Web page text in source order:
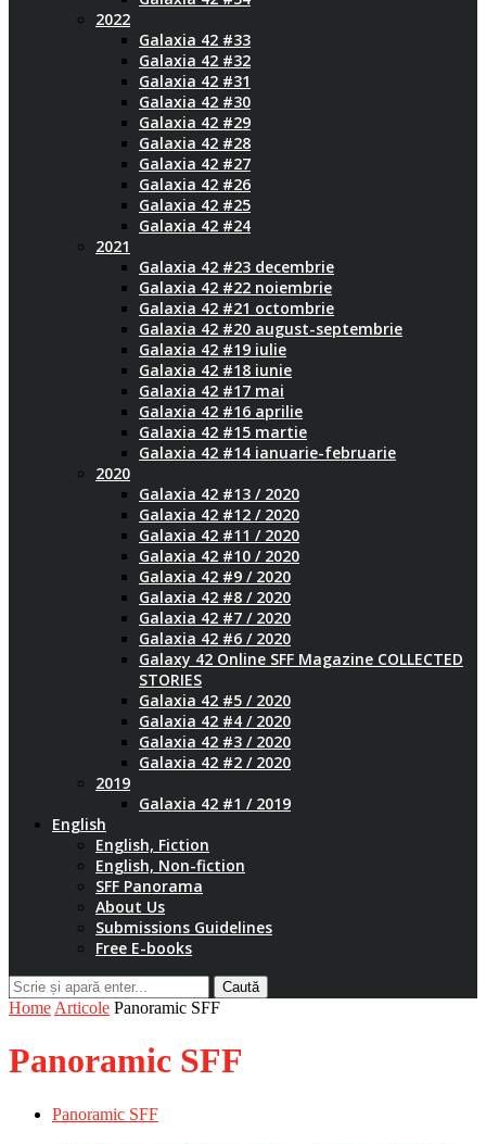
2022
Galaxia 42 #33
Galaxia 42 #32
Galaxia 42 #31
Galaxia 42 #30
Galaxia 42 #29
Galaxia 42 #28
Galaxia 42 #27
Galaxia 42 #26
Galaxia 42 #25
Galaxia 42 #24
2021
Galaxia 42 #23 decembrie
Galaxia 42 #22 noiembrie
Galaxia 42 #21 octombrie
Galaxia 42 #20 august-septembrie
Galaxia 42 #19 iulie
Galaxia 42 #18 iunie
Galaxia 42 #17 mai
Galaxia 42 #16 aprilie
Galaxia 42 #15 martie
Galaxia 42 #14 ianuarie-februarie
2020
Galaxia 42 #13 / 2020
Galaxia 42 #12 / 2020
Galaxia 42 #11 / 2020
Galaxia 42 #10 / 2020
Galaxia 42 #9 / 2020
Galaxia 42 #8 / 2020
Galaxia 42 #7 / 2020
Galaxia 42 #6 / 2020
Galaxy 42 Online SFF Magazine COLLECTED
STORIES
Galaxia 42 #5 / 2020
Galaxia 42 #4 / 2020
Galaxia 42 #3 / 2020
Galaxia 42 #2 / 2020
2019
Galaxia 42 #1 / 2019
English
English, Fiction
English, Non-fiction
SFF Panorama
About Us
Submissions Guidelines
Free E-books
Caută
Home Articole Panoramic SFF
Panoramic SFF
Panoramic SFF